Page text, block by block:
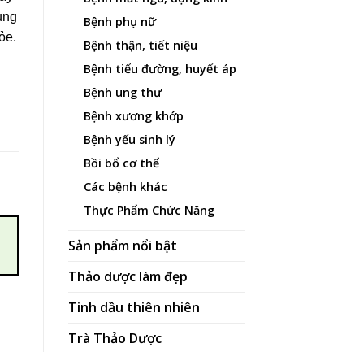
Bệnh phụ nữ
Bệnh thận, tiết niệu
Bệnh tiểu đường, huyết áp
Bệnh ung thư
Bệnh xương khớp
Bệnh yếu sinh lý
Bồi bổ cơ thể
Các bệnh khác
Thực Phẩm Chức Năng
Sản phẩm nổi bật
Thảo dược làm đẹp
Tinh dầu thiên nhiên
Trà Thảo Dược